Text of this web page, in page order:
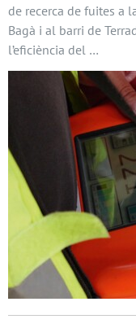
de recerca de fuites a
Bagà i al barri de
l’eficiència del …